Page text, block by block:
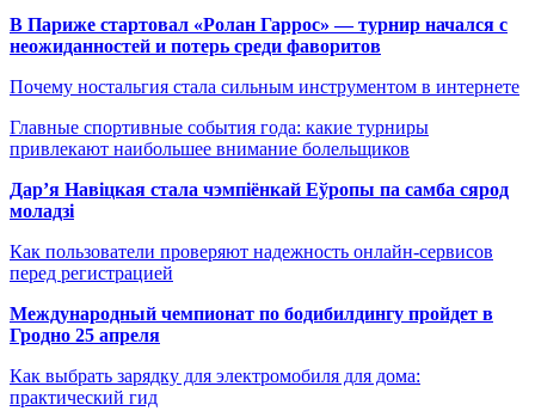
В Париже стартовал «Ролан Гаррос» — турнир начался с
неожиданностей и потерь среди фаворитов
Почему ностальгия стала сильным инструментом в интернете
Главные спортивные события года: какие турниры
привлекают наибольшее внимание болельщиков
Дар’я Навіцкая стала чэмпіёнкай Еўропы па самба сярод
моладзі
Как пользователи проверяют надежность онлайн-сервисов
перед регистрацией
Международный чемпионат по бодибилдингу пройдет в
Гродно 25 апреля
Как выбрать зарядку для электромобиля для дома:
практический гид